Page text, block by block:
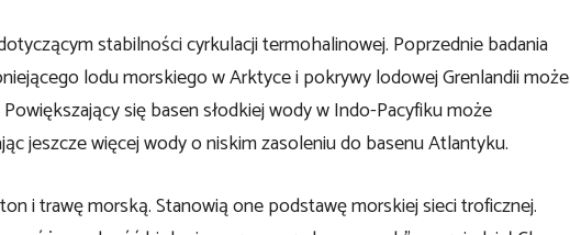
stabilności cyrkulacji termohalinowej. Poprzednie badania
lodu morskiego w Arktyce i pokrywy lodowej Grenlandii może
się basen słodkiej wody w Indo-Pacyfiku może
jeszcze więcej wody o niskim zasoleniu do basenu Atlantyku.
i trawę morską. Stanowią one podstawę morskiej sieci troficznej.